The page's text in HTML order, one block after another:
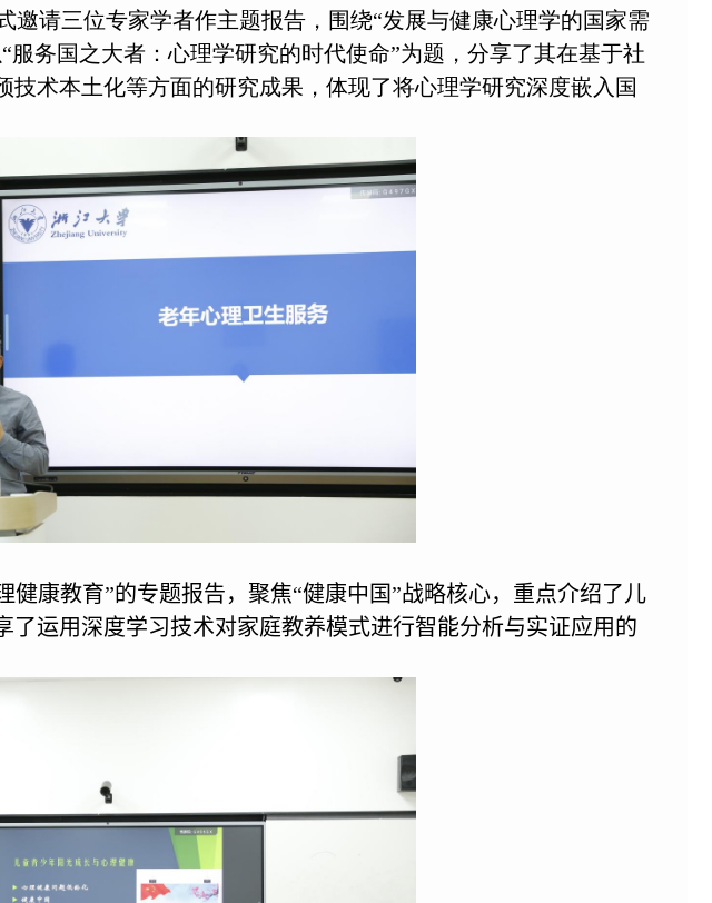
邀请三位专家学者作主题报告，围绕“发展与健康心理学的国家需
务国之大者：心理学研究的时代使命”为题，分享了其在基于社
术本土化等方面的研究成果，体现了将心理学研究深度嵌入国
健康教育”的专题报告，聚焦“健康中国”战略核心，重点介绍了儿
运用深度学习技术对家庭教养模式进行智能分析与实证应用的